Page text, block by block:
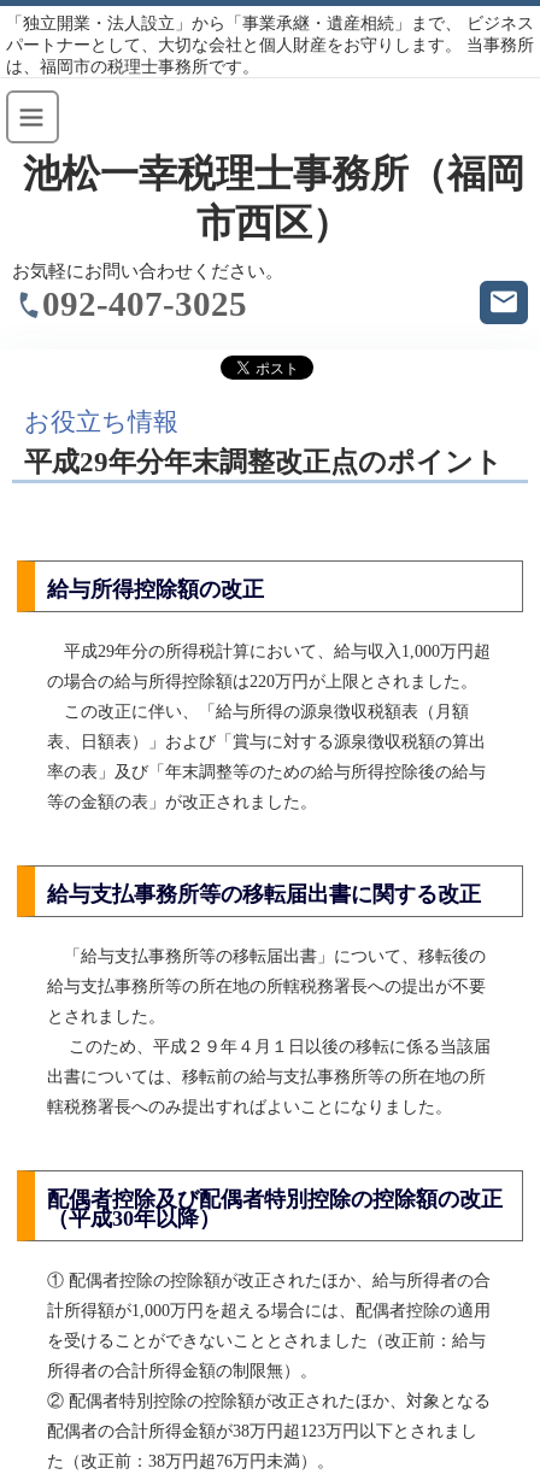
「独立開業・法人設立」から「事業承継・遺産相続」まで、 ビジネス
パートナーとして、大切な会社と個人財産をお守りします。 当事務所
は、福岡市の税理士事務所です。
池松一幸税理士事務所（福岡
市西区）
お気軽にお問い合わせください。
092-407-3025
お役立ち情報
平成29年分年末調整改正点のポイント
給与所得控除額の改正
平成29年分の所得税計算において、給与収入1,000万円超
の場合の給与所得控除額は220万円が上限とされました。
この改正に伴い、「給与所得の源泉徴収税額表（月額
表、日額表）」および「賞与に対する源泉徴収税額の算出
率の表」及び「年末調整等のための給与所得控除後の給与
等の金額の表」が改正されました。
給与支払事務所等の移転届出書に関する改正
「給与支払事務所等の移転届出書」について、移転後の
給与支払事務所等の所在地の所轄税務署長への提出が不要
とされました。
このため、平成２９年４月１日以後の移転に係る当該届
出書については、移転前の給与支払事務所等の所在地の所
轄税務署長へのみ提出すればよいことになりました。
配偶者控除及び配偶者特別控除の控除額の改正
（平成30年以降）
① 配偶者控除の控除額が改正されたほか、給与所得者の合
計所得額が1,000万円を超える場合には、配偶者控除の適用
を受けることができないこととされました（改正前：給与
所得者の合計所得金額の制限無）。
② 配偶者特別控除の控除額が改正されたほか、対象となる
配偶者の合計所得金額が38万円超123万円以下とされまし
た（改正前：38万円超76万円未満）。